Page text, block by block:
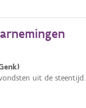
uit de steentijd.